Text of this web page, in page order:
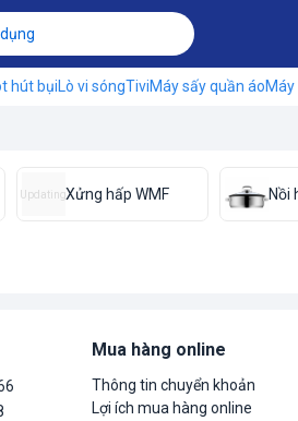
hút bụiLò vi sóngTiviMáy sấy quần áo
UpdatingXửng hấp WMF Nồi
Mua hàng online
Thông tin chuyển khoản
Lợi ích mua hàng online